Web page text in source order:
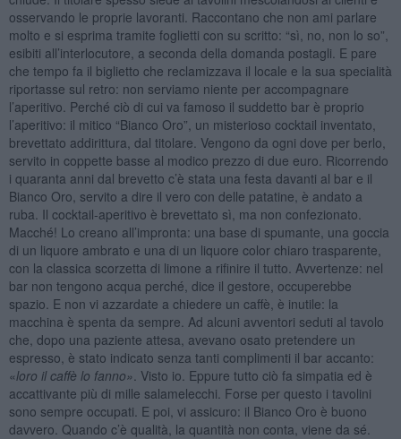
osservando le proprie lavoranti. Raccontano che non ami parlare
molto e si esprima tramite foglietti con su scritto: “sì, no, non lo so”,
esibiti all’interlocutore, a seconda della domanda postagli. E pare
che tempo fa il biglietto che reclamizzava il locale e la sua specialità
riportasse sul retro: non serviamo niente per accompagnare
l’aperitivo. Perché ciò di cui va famoso il suddetto bar è proprio
l’aperitivo: il mitico “Bianco Oro”, un misterioso cocktail inventato,
brevettato addirittura, dal titolare. Vengono da ogni dove per berlo,
servito in coppette basse al modico prezzo di due euro. Ricorrendo
i quaranta anni dal brevetto c’è stata una festa davanti al bar e il
Bianco Oro, servito a dire il vero con delle patatine, è andato a
ruba. Il cocktail-aperitivo è brevettato sì, ma non confezionato.
Macché! Lo creano all’impronta: una base di spumante, una goccia
di un liquore ambrato e una di un liquore color chiaro trasparente,
con la classica scorzetta di limone a rifinire il tutto. Avvertenze: nel
bar non tengono acqua perché, dice il gestore, occuperebbe
spazio. E non vi azzardate a chiedere un caffè, è inutile: la
macchina è spenta da sempre. Ad alcuni avventori seduti al tavolo
che, dopo una paziente attesa, avevano osato pretendere un
espresso, è stato indicato senza tanti complimenti il bar accanto:
«loro il caffè lo fanno» . Visto io. Eppure tutto ciò fa simpatia ed è
accattivante più di mille salamelecchi. Forse per questo i tavolini
sono sempre occupati. E poi, vi assicuro: il Bianco Oro è buono
davvero. Quando c’è qualità, la quantità non conta, viene da sé.